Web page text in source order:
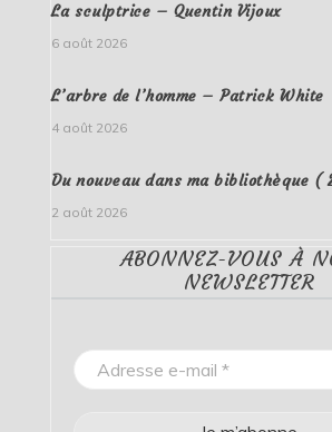
La sculptrice – Quentin Vijoux
6 août 2026
L’arbre de l’homme – Patrick White
4 août 2026
Du nouveau dans ma bibliothèque (
2 août 2026
ABONNEZ-VOUS À
NEWSLETTER